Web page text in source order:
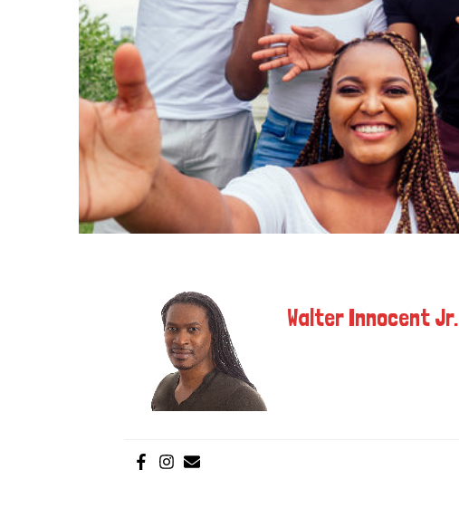
Walter Innocent Jr.